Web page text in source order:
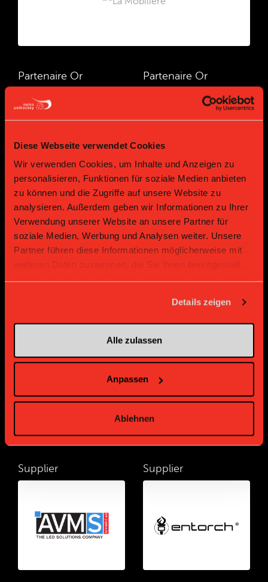
Diese Webseite verwendet Cookies
Wir verwenden Cookies, um Inhalte und Anzeigen zu
personalisieren, Funktionen für soziale Medien anbieten
zu können und die Zugriffe auf unsere Website zu
analysieren. Außerdem geben wir Informationen zu Ihrer
Verwendung unserer Website an unsere Partner für
soziale Medien, Werbung und Analysen weiter. Unsere
Partner führen diese Informationen möglicherweise mit
weiteren Daten zusammen, die Sie ihnen bereitgestellt
Details zeigen
Alle zulassen
Anpassen
Ablehnen
Partenaire Or Partenaire Or
Partenaire Or Partenaire Or
Supplier Supplier